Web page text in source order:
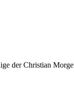
der Christian